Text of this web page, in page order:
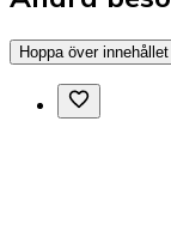
Hoppa över innehållet